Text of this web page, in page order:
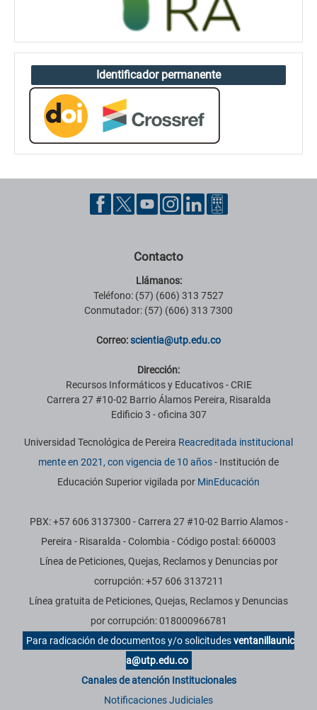
Identificador permanente
Contacto
Llámanos:
Teléfono: (57) (606) 313 7527
Conmutador: (57) (606) 313 7300
Correo:scientia@utp.edu.co
Dirección:
Recursos Informáticos y Educativos - CRIE
Carrera 27 #10-02 Barrio Álamos Pereira, Risaralda
Edificio 3 - oficina 307
Universidad Tecnológica de Pereira Reacreditada institucional
mente en 2021, con vigencia de 10 años- Institución de
Educación Superior vigilada por MinEducación
PBX: +57 606 3137300 - Carrera 27 #10-02 Barrio Alamos -
Pereira - Risaralda - Colombia - Código postal: 660003
Línea de Peticiones, Quejas, Reclamos y Denuncias por
corrupción: +57 606 3137211
Línea gratuita de Peticiones, Quejas, Reclamos y Denuncias
por corrupción: 018000966781
Para radicación de documentos y/o solicitudesventanillaunic
a@utp.edu.co
Canales de atención Institucionales
Notificaciones Judiciales